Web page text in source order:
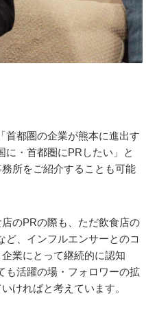
首都圏の企業が熊本に進出す
に・首都圏にPRしたい」と
所をご紹介することも可能
のPRの際も、ただ飲食店の
、インフルエンサーとのコ
業にとって継続的に認知
も活躍の場・フォロワーの拡
ければと考えています。